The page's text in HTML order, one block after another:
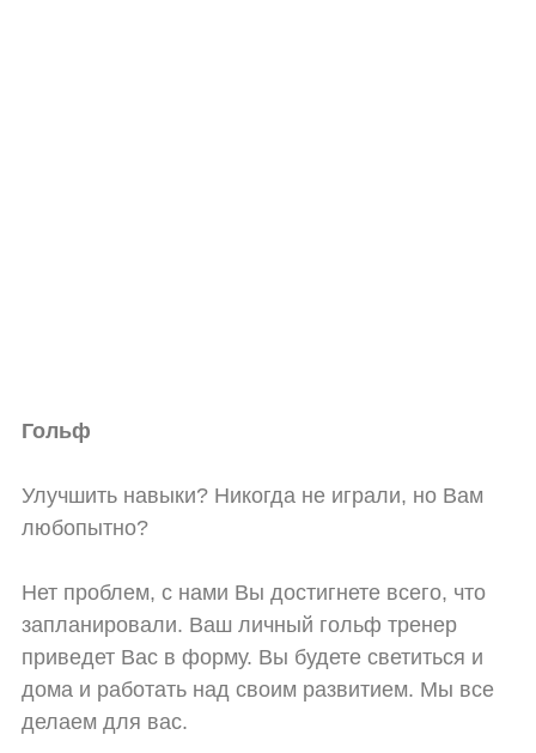
Гольф
Улучшить навыки? Никогда не играли, но Вам
любопытно?
Нет проблем, с нами Вы достигнете всего, что
запланировали. Ваш личный гольф тренер
приведет Вас в форму. Вы будете светиться и
дома и работать над своим развитием. Мы все
делаем для вас.